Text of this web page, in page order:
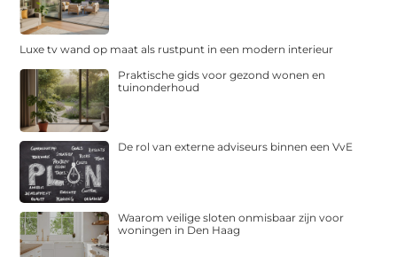
Luxe tv wand op maat als rustpunt in een modern interieur
Praktische gids voor gezond wonen en
tuinonderhoud
De rol van externe adviseurs binnen een VvE
Waarom veilige sloten onmisbaar zijn voor
woningen in Den Haag